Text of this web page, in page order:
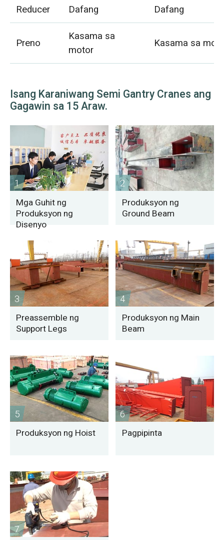
Reducer Dafang Dafang
Preno
Kasama sa
motor
Kasama sa
Isang Karaniwang Semi Gantry Cranes ang
Gagawin sa 15 Araw.
1
Mga Guhit ng
Produksyon ng
Disenyo
2
Produksyon ng
Ground Beam
3
Preassemble ng
Support Legs
4
Produksyon ng Main
Beam
5
Produksyon ng Hoist
6
Pagpipinta
7